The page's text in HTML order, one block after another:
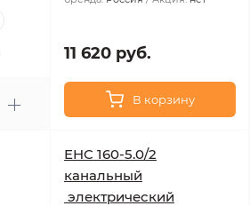
11 620 руб.
В корзину
EHC 160-5.0/2
канальный
электрический